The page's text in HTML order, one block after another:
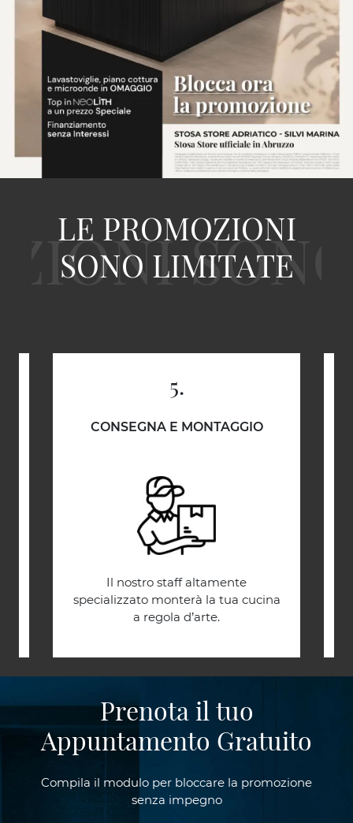
LE PROMOZIONI
SONO LIMITATE
5.
CONSEGNA E MONTAGGIO
Il nostro staff altamente
specializzato monterà la tua cucina
a regola d’arte.
Prenota il tuo
Appuntamento Gratuito
Compila il modulo per bloccare la promozione
senza impegno